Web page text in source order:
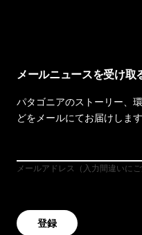
メールニュースを受け取
パタゴニアのストーリー、
どをメールにてお届けします
メールアドレス（入力間違いにご
登録